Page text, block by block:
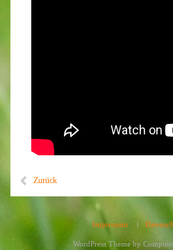
Zurück
Impressum
WordPress Theme by